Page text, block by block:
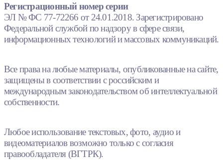
Регистрационный номер серии
ЭЛ № ФС 77-72266 от 24.01.2018. Зарегистрировано
Федеральной службой по надзору в сфере связи,
информационных технологий и массовых коммуникаций.
Все права на любые материалы, опубликованные на сайте,
защищены в соответствии с российским и
международным законодательством об интеллектуальной
собственности.
Любое использование текстовых, фото, аудио и
видеоматериалов возможно только с согласия
правообладателя (ВГТРК).